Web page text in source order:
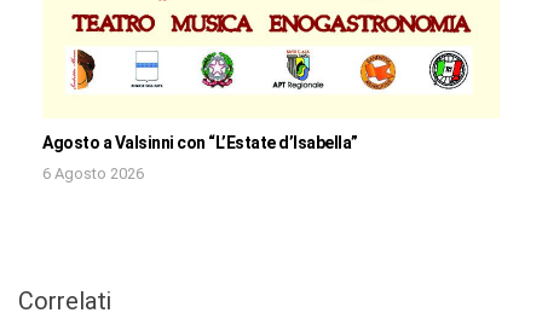
Agosto a Valsinni con “L’Estate d’Isabella”
6 Agosto 2026
Correlati